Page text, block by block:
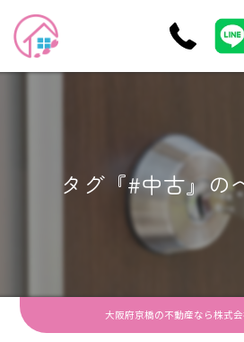
タグ『#中古』の
大阪府京橋の不動産なら株式